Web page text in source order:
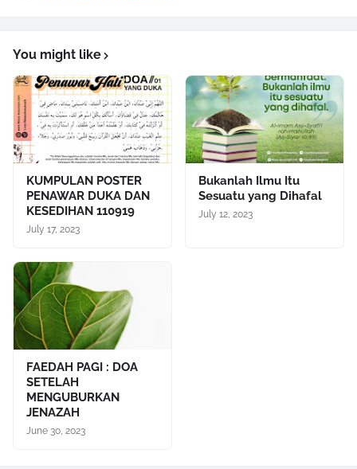
You might like
KUMPULAN POSTER
PENAWAR DUKA DAN
KESEDIHAN 110919
July 17, 2023
Bukanlah Ilmu Itu
Sesuatu yang Dihafal
July 12, 2023
FAEDAH PAGI : DOA
SETELAH
MENGUBURKAN
JENAZAH
June 30, 2023